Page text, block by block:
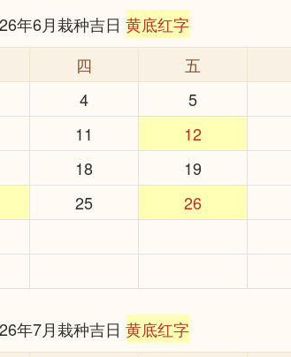
年6月栽种吉日 黄底红字
四 五
4 5
11 12
18 19
25 26
年7月栽种吉日 黄底红字